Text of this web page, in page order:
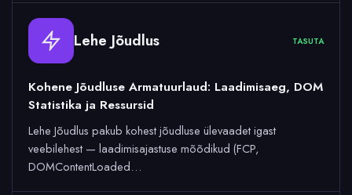
Lehe Jõudlus TASUTA
Kohene Jõudluse Armatuurlaud: Laadimisaeg, DOM
Statistika ja Ressursid
Lehe Jõudlus pakub kohest jõudluse ülevaadet igast
veebilehest — laadimisajastuse mõõdikud (FCP,
DOMContentLoaded…